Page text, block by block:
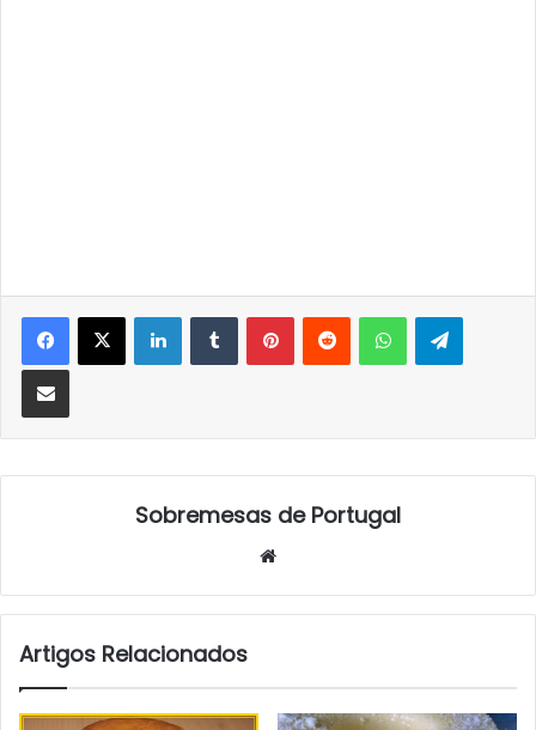
LinkedInTumblrPinterestReddit WhatsApp
Partilhar Via Email
Sobremesas de Portugal
Artigos Relacionados